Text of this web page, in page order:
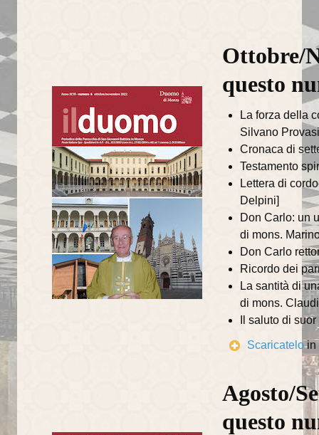
Orari delle SS.Messe
Orari del Museo e Tesoro
Celebrazioni in streaming
LA PARROCCHIA
Liturgia
Sacramenti
Il Battesimo
Ottobre/
questo
La forza della
Silvano
Cronaca di
Testamento
Lettera di
Delpini]
Don Carlo: un
di mons.
Don Carlo
Ricordo dei
La santità di
di mons.
Il saluto di
Scaricateloin
Agosto/
questo